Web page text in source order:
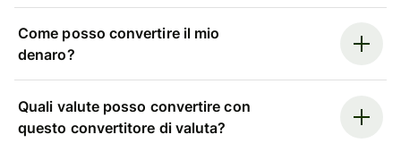
Come posso convertire il mio
denaro?
Quali valute posso convertire con
questo convertitore di valuta?